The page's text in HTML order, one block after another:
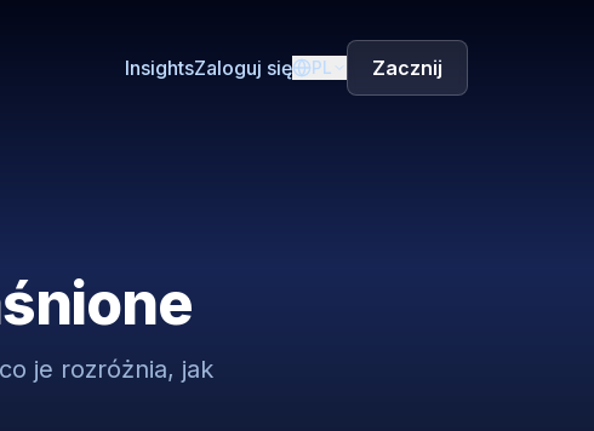
InsightsZaloguj się PL Zacznij
je rozróżnia, jak